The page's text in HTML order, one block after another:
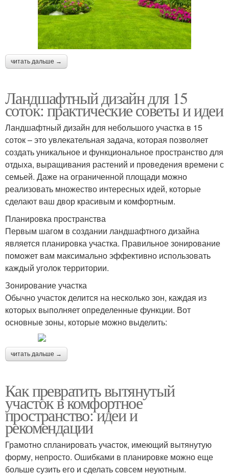
читать дальше →
Ландшафтный дизайн для 15
соток: практические советы и идеи
Ландшафтный дизайн для небольшого участка в 15
соток – это увлекательная задача, которая позволяет
создать уникальное и функциональное пространство для
отдыха, выращивания растений и проведения времени с
семьей. Даже на ограниченной площади можно
реализовать множество интересных идей, которые
сделают ваш двор красивым и комфортным.
Планировка пространства
Первым шагом в создании ландшафтного дизайна
является планировка участка. Правильное зонирование
поможет вам максимально эффективно использовать
каждый уголок территории.
Зонирование участка
Обычно участок делится на несколько зон, каждая из
которых выполняет определенные функции. Вот
основные зоны, которые можно выделить:
читать дальше →
Как превратить вытянутый
участок в комфортное
пространство: идеи и
рекомендации
Грамотно спланировать участок, имеющий вытянутую
форму, непросто. Ошибками в планировке можно еще
больше сузить его и сделать совсем неуютным.